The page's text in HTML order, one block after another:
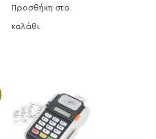
Προσθήκη στο
καλάθι